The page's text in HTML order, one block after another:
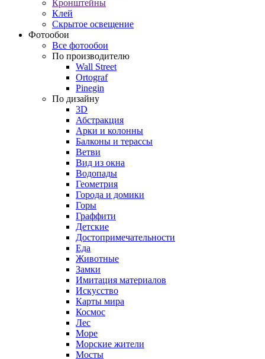
Кронштейны
Клей
Скрытое освещение
Фотообои
Все фотообои
По производителю
Wall Street
Ortograf
Pinegin
По дизайну
3D
Абстракция
Арки и колонны
Балконы и терассы
Ветви
Вид из окна
Водопады
Геометрия
Города и домики
Горы
Граффити
Детские
Достопримечательности
Еда
Животные
Замки
Имитация материалов
Искусство
Карты мира
Космос
Лес
Море
Морские жители
Мосты